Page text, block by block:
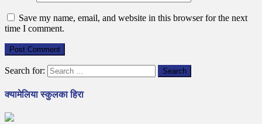
Save my name, email, and website in this browser for the next
time I comment.
Search for:
क्यामेलिया स्कुलका हिरा